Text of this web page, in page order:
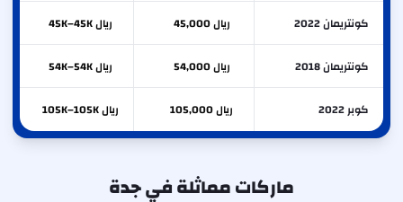
كونتريمان 2022 ريال 45,000 ريال 45K–45K
كونتريمان 2018 ريال 54,000 ريال 54K–54K
كوبر 2022 ريال 105,000 ريال 105K–105K
ماركات مماثلة في جدة